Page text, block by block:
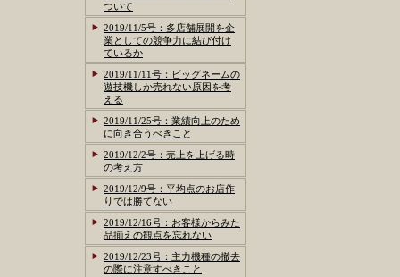
ついて
2019/11/5号：多店舗展開を企
業としての競争力に結び付け
ているか
2019/11/11号：ビッグネームの
遊技機しか売れない原因を考
える
2019/11/25号：業績向上のため
に向き合うべきこと
2019/12/2号：売上を上げる時
の考え方
2019/12/9号：平均点のお店作
りでは勝てない
2019/12/16号：お客様からみた
品揃えの観点を忘れない
2019/12/23号：主力機種の撤去
の際に注意すべきこと